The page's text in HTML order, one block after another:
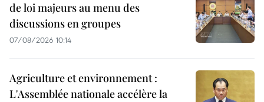
de loi majeurs au menu des
discussions en groupes
07/08/2026 10:14
Agriculture et environnement :
L'Assemblée nationale accélère la